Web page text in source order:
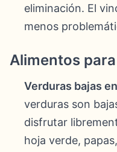
eliminación. El
menos
Alimentos
Verduras bajas
verduras son
disfrutar
hoja verde,